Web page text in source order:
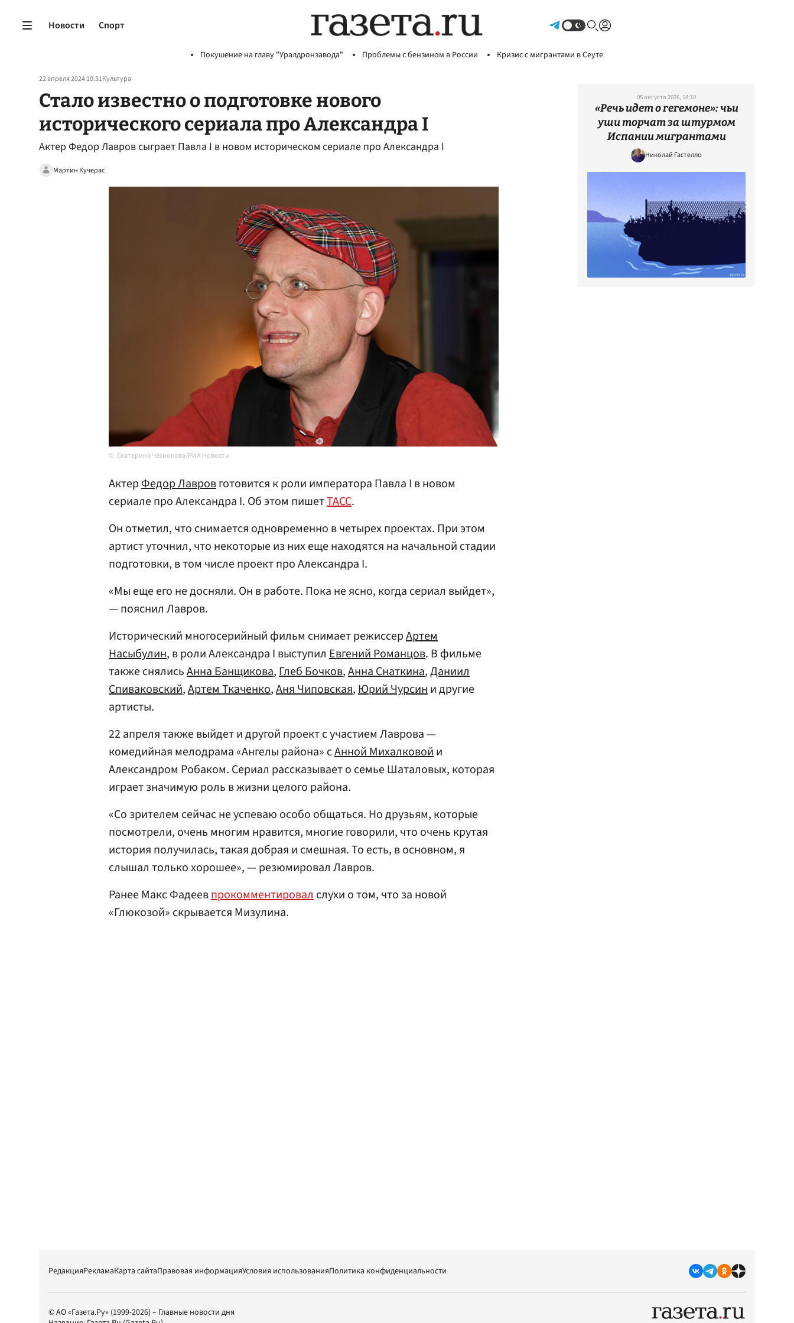
Новости Спорт
Покушение на главу "Уралдронзавода" Проблемы с бензином в России Кризис с мигрантами в Сеуте
22 апреля 2024 10:31Культура
Стало известно о подготовке нового
исторического сериала про Александра I
Актер Федор Лавров сыграет Павла I в новом историческом сериале про Александра I
Мартин Кучерас
Екатерина Чеснокова/РИА Новости
АктерФедор Лавровготовится к роли императора Павла I в новом
сериале про Александра I. Об этом пишетТАСС.
Он отметил, что снимается одновременно в четырех проектах. При этом
артист уточнил, что некоторые из них еще находятся на начальной стадии
подготовки, в том числе проект про Александра I.
«Мы еще его не досняли. Он в работе. Пока не ясно, когда сериал выйдет»,
— пояснил Лавров.
Исторический многосерийный фильм снимает режиссерАртем
Насыбулин, в роли Александра I выступил Евгений Романцов. В фильме
также снялисьАнна Банщикова,Глеб Бочков,Анна Снаткина,Даниил
Спиваковский,Артем Ткаченко,Аня Чиповская,Юрий Чурсини другие
артисты.
22 апреля также выйдет и другой проект с участием Лаврова —
комедийная мелодрама «Ангелы района» сАнной Михалковойи
Александром Робаком. Сериал рассказывает о семье Шаталовых, которая
играет значимую роль в жизни целого района.
«Со зрителем сейчас не успеваю особо общаться. Но друзьям, которые
посмотрели, очень многим нравится, многие говорили, что очень крутая
история получилась, такая добрая и смешная. То есть, в основном, я
слышал только хорошее», — резюмировал Лавров.
Ранее Макс Фадеевпрокомментировалслухи о том, что за новой
«Глюкозой» скрывается Мизулина.
05 августа 2026, 18:10
«Речь идет о гегемоне»: чьи
уши торчат за штурмом
Испании мигрантами
Николай Гастелло
РедакцияРекламаКарта сайтаПравовая информацияУсловия использованияПолитика конфиденциальности
© АО «Газета.Ру» (1999-2026) – Главные новости дня